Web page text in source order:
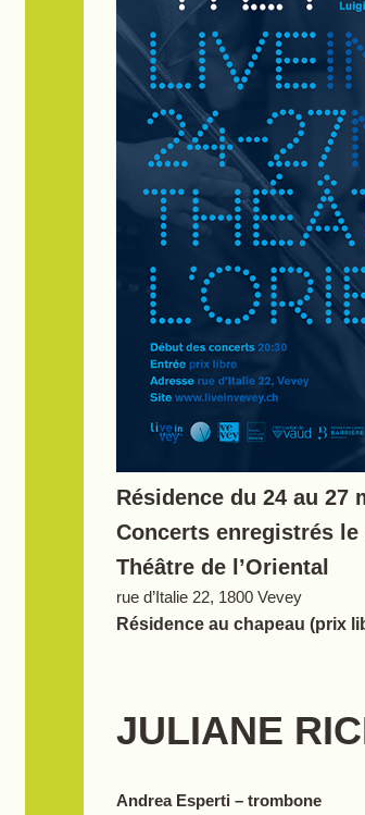
Résidence du 24 au 27
Concerts enregistrés
Théâtre de l’Oriental
rue d’Italie 22, 1800 Vevey
Résidence au chapeau (prix
JULIANE
Andrea Esperti – trombone